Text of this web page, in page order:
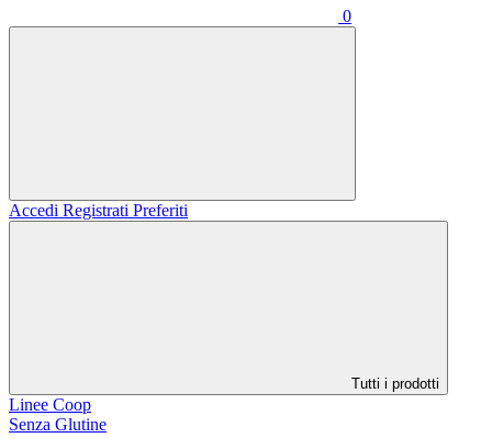
0
Accedi Registrati Preferiti
Tutti i prodotti
Linee Coop
Senza Glutine